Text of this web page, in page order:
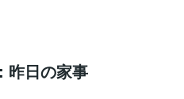
昨日の家事